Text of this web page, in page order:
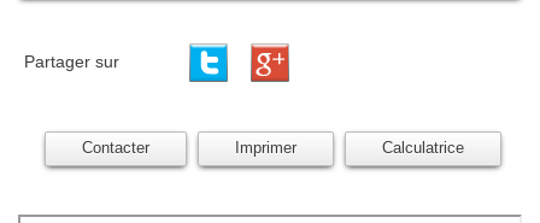
Partager sur
Contacter Imprimer Calculatrice